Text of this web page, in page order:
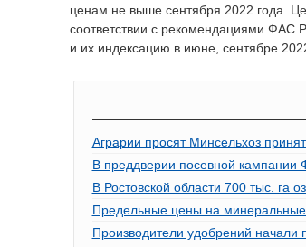
ценам не выше сентября 2022 года.
соответствии с рекомендациями ФАС
и их индексацию в июне, сентябре
Аграрии просят Минсельхоз
В преддверии посевной
В Ростовской области 700 тыс. га
Предельные цены на
Производители удобрений начали